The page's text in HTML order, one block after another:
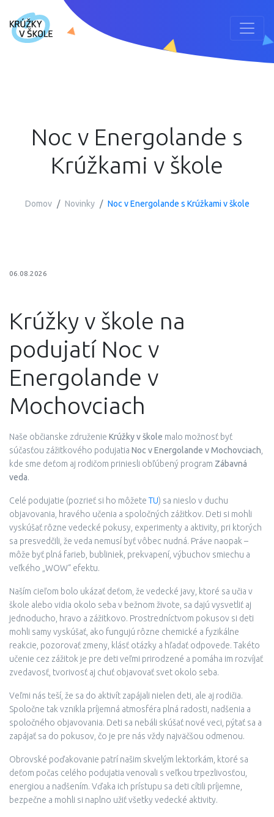
Noc v Energolande s
Krúžkami v škole
Domov Novinky Noc v Energolande s Krúžkami v škole
06.08.2026
Krúžky v škole na
podujatí Noc v
Energolande v
Mochovciach
Naše občianske združenie Krúžky v škole malo možnosť byť
súčasťou zážitkového podujatia Noc v Energolande v Mochovciach
kde sme deťom aj rodičom priniesli obľúbený program Zábavná
veda.
Celé podujatie (pozrieť si ho môžete TU) sa nieslo v duchu
objavovania, hravého učenia a spoločných zážitkov. Deti si mohli
vyskúšať rôzne vedecké pokusy, experimenty a aktivity, pri ktorých
sa presvedčili, že veda nemusí byť vôbec nudná. Práve naopak –
môže byť plná farieb, bubliniek, prekvapení, výbuchov smiechu a
veľkého „WOW“ efektu.
Naším cieľom bolo ukázať deťom, že vedecké javy, ktoré sa učia v
škole alebo vidia okolo seba v bežnom živote, sa dajú vysvetliť aj
jednoducho, hravo a zážitkovo. Prostredníctvom pokusov si deti
mohli samy vyskúšať, ako fungujú rôzne chemické a fyzikálne
reakcie, pozorovať zmeny, klásť otázky a hľadať odpovede. Takéto
učenie cez zážitok je pre deti veľmi prirodzené a pomáha im rozvíjať
zvedavosť, tvorivosť aj chuť objavovať svet okolo seba.
Veľmi nás teší, že sa do aktivít zapájali nielen deti, ale aj rodičia.
Spoločne tak vznikla príjemná atmosféra plná radosti, nadšenia a
spoločného objavovania. Deti sa nebáli skúšať nové veci, pýtať sa a
zapájať sa do pokusov, čo je pre nás vždy najväčšou odmenou.
Obrovské poďakovanie patrí našim skvelým lektorkám, ktoré sa
deťom počas celého podujatia venovali s veľkou trpezlivosťou,
energiou a nadšením. Vďaka ich prístupu sa deti cítili príjemne,
bezpečne a mohli si naplno užiť všetky vedecké aktivity.